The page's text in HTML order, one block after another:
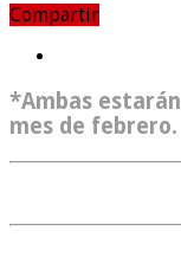
Compartir
*Ambas
mes de febrero.